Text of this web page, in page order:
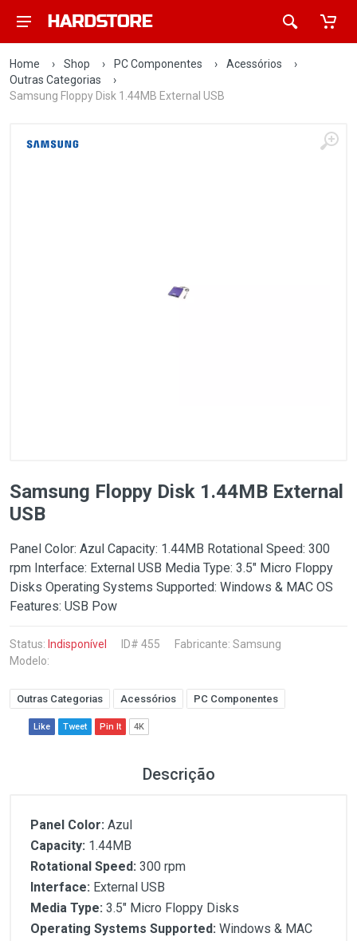
Home › Shop › PC Componentes › Acessórios
›
Outras Categorias
›
Samsung Floppy Disk 1.44MB External USB
Samsung Floppy Disk 1.44MB External
USB
Panel Color: Azul Capacity: 1.44MB Rotational Speed: 300
rpm Interface: External USB Media Type: 3.5" Micro Floppy
Disks Operating Systems Supported: Windows & MAC OS
Features: USB Pow
Status: Indisponível ID# 455 Fabricante: Samsung
Modelo:
Outras Categorias Acessórios PC Componentes
Like Tweet Pin It 4K
Descrição
Panel Color: Azul
Capacity: 1.44MB
Rotational Speed: 300 rpm
Interface: External USB
Media Type: 3.5" Micro Floppy Disks
Operating Systems Supported: Windows & MAC